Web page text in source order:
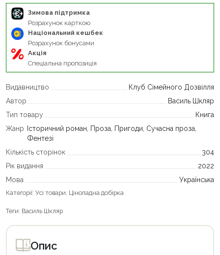
Зимова підтримка
Розрахунок карткою
Національний кешбек
Розрахунок бонусами
Акція
Спеціальна пропозиція
Видавництво
Клуб Сімейного Дозвілля
Автор
Василь Шкляр
Тип товару
Книга
Жанр
Історичний роман, Проза, Пригоди, Сучасна проза,
Фентезі
Кількість сторінок
304
Рік видання
2022
Мова
Українська
Категорії: Усі товари Цінопадна добірка
Теги: Василь Шкляр
Опис